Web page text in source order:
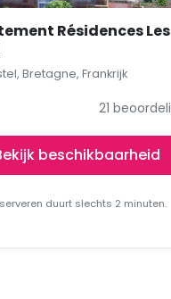
Résidences Les
Bretagne, Frankrijk
21
beschikbaarheid
duurt slechts 2 minuten.